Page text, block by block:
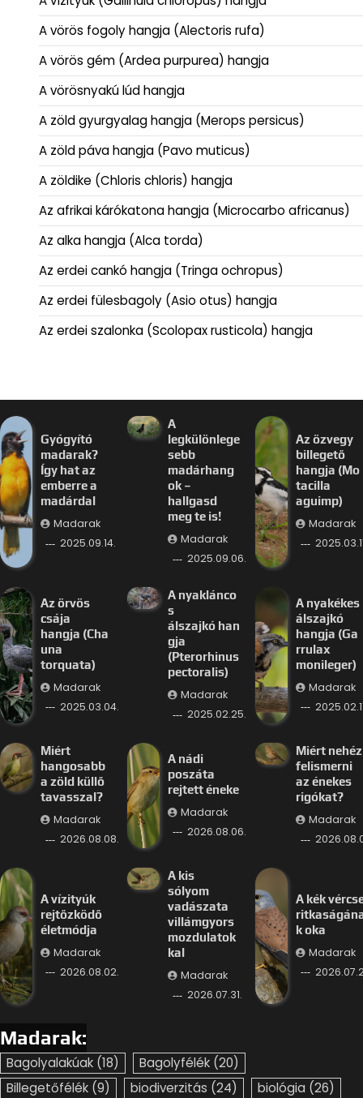
A vörös fogoly hangja (Alectoris rufa)
A vörös gém (Ardea purpurea) hangja
A vörösnyakú lúd hangja
A zöld gyurgyalag hangja (Merops persicus)
A zöld páva hangja (Pavo muticus)
A zöldike (Chloris chloris) hangja
Az afrikai kárókatona hangja (Microcarbo africanus)
Az alka hangja (Alca torda)
Az erdei cankó hangja (Tringa ochropus)
Az erdei fülesbagoly (Asio otus) hangja
Az erdei szalonka (Scolopax rusticola) hangja
Gyógyító
madarak?
Így hat az
emberre a
madárdal
Madarak
2025.09.14.
A
legkülönlege
sebb
madárhang
ok –
hallgasd
meg te is!
Madarak
2025.09.06.
Az özvegy
billegető
hangja (Mo
tacilla
aguimp)
Madarak
Az örvös
csája
hangja (Cha
una
torquata)
Madarak
2025.03.04.
A nyaklánco
s
álszajkó han
gja
(Pterorhinus
pectoralis)
Madarak
2025.02.25.
A nyakékes
álszajkó
hangja (Ga
rrulax
monileger)
Madarak
Miért
hangosabb
a zöld küllő
tavasszal?
Madarak
2026.08.08.
A nádi
poszáta
rejtett éneke
Madarak
2026.08.06.
Miért nehéz
felismerni
az énekes
rigókat?
Madarak
A vízityúk
rejtőzködő
életmódja
Madarak
2026.08.02.
A kis
sólyom
vadászata
villámgyors
mozdulatok
kal
Madarak
2026.07.31.
A kék
k oka
Madarak
Madarak:
Bagolyalakúak (18) Bagolyfélék (20)
Billegetőfélék (9) biodiverzitás (24) biológia (26)